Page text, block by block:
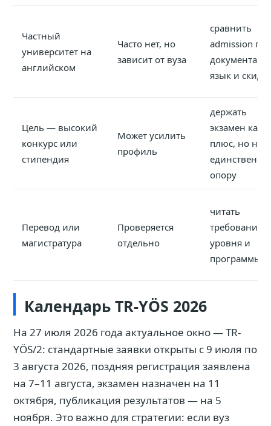
Частный
университет на
английском
Часто нет, но
зависит от вуза
сравнить
admission по
документам,
язык и
Цель — высокий
конкурс или
стипендия
Может усилить
профиль
держать
экзамен как
плюс, но не
опору
Перевод или
магистратура
Проверяется
отдельно
читать
требования
уровня и
программы
Календарь TR-YÖS 2026
На 27 июля 2026 года актуальное окно — TR-
YÖS/2: стандартные заявки открыты с 9 июля по
3 августа 2026, поздняя регистрация заявлена
на 7–11 августа, экзамен назначен на 11
октября, публикация результатов — на 5
ноября. Это важно для стратегии: если вуз